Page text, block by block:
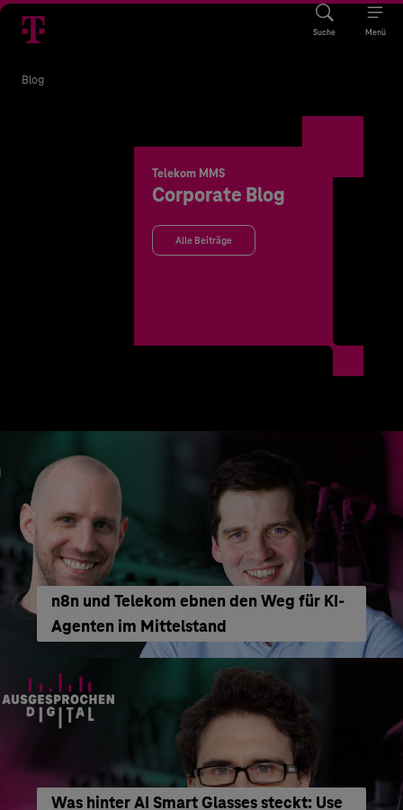
Suche Menü
Blog
Telekom MMS
Corporate Blog
Alle Beiträge
n8n und Telekom ebnen den Weg für KI-
Agenten im Mittelstand
Was hinter AI Smart Glasses steckt: Use